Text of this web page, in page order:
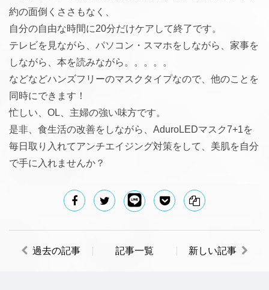
約の面倒くささもなく、
自分の自由な時間に20分だけケアして終了です。
テレビを見ながら、パソコン・スマホをしながら、家事を
しながら、本を読みながら。。。。。
などなどハンズフリーのマスクタイプなので、他のことを
同時にできます！
忙しい、OL、主婦の強い味方です。
是非、食生活の改善をしながら、AduroLEDマスク7+1を
毎日取り入れてアンチエイジング対策をして、美肌を自分
で手に入れませんか？
過去の記事 記事一覧 新しい記事